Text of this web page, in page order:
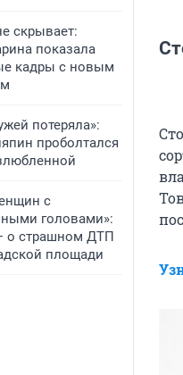
скрывает:
показала
кадры с новым
потеряла»:
проболтался
с
головами»:
о страшном ДТП
площади